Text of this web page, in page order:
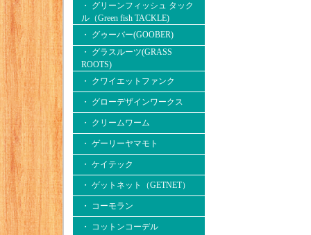
・ グリーンフィッシュ タック
ル（Green fish TACKLE)
・ グゥーバー(GOOBER)
・ グラスルーツ(GRASS
ROOTS)
・ クワイエットファンク
・ グローデザインワークス
・ クリームワーム
・ ゲーリーヤマモト
・ ケイテック
・ ゲットネット（GETNET）
・ コーモラン
・ コットンコーデル